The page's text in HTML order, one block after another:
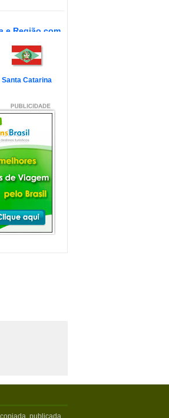
e Região com
município de Santa
quilômetro...
magnífico! Assim
o Litoral d...
e
com Crianças
fica em Santa
especifica...
com
as melhores
FLORIPA
Santa Catarina
publicada